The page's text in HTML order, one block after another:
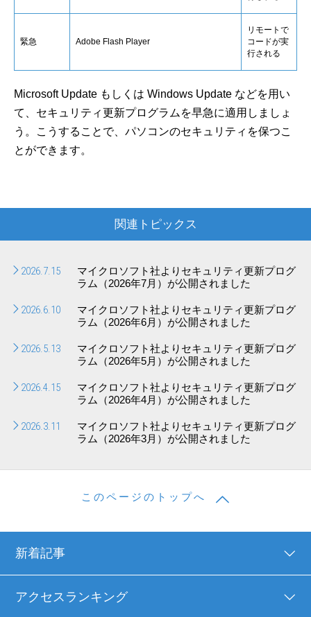
緊急 Adobe Flash Player
リモートで
コードが実
行される
Microsoft Update もしくは Windows Update などを用い
て、セキュリティ更新プログラムを早急に適用しましょ
う。こうすることで、パソコンのセキュリティを保つこ
とができます。
関連トピックス
2026.7.15
マイクロソフト社よりセキュリティ更新プログ
ラム（2026年7月）が公開されました
2026.6.10
マイクロソフト社よりセキュリティ更新プログ
ラム（2026年6月）が公開されました
2026.5.13
マイクロソフト社よりセキュリティ更新プログ
ラム（2026年5月）が公開されました
2026.4.15
マイクロソフト社よりセキュリティ更新プログ
ラム（2026年4月）が公開されました
2026.3.11
マイクロソフト社よりセキュリティ更新プログ
ラム（2026年3月）が公開されました
このページのトップへ
新着記事
アクセスランキング